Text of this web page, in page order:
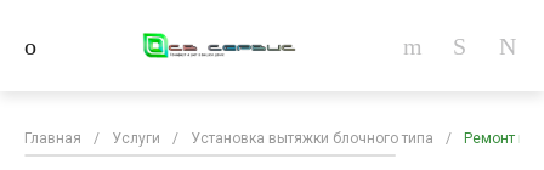
Главная / Услуги / Установка вытяжки блочного типа / Ремонт